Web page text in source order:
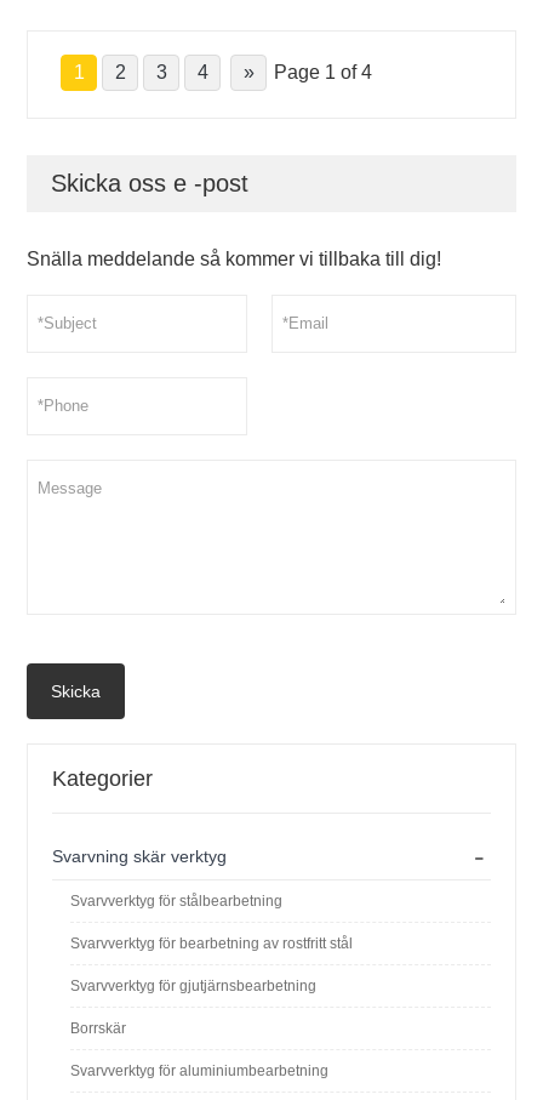
1 2 3 4 » Page 1 of 4
Skicka oss e -post
Snälla meddelande så kommer vi tillbaka till dig!
Skicka
Kategorier
-
Svarvning skär verktyg
Svarvverktyg för stålbearbetning
Svarvverktyg för bearbetning av rostfritt stål
Svarvverktyg för gjutjärnsbearbetning
Borrskär
Svarvverktyg för aluminiumbearbetning